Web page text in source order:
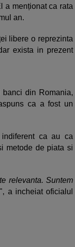
a menționat ca rata
an.
libere o reprezinta
exista in prezent
banci din Romania,
ca a fost un
ca au ca
metode de piata si
relevanta. Suntem
", a incheiat oficialul